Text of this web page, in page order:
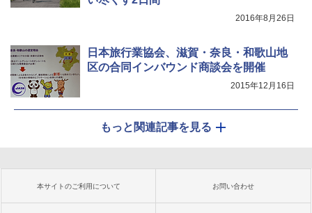
2016年8月26日
日本旅行業協会、滋賀・奈良・和歌山地
区の合同インバウンド商談会を開催
2015年12月16日
もっと関連記事を見る
本サイトのご利用について お問い合わせ